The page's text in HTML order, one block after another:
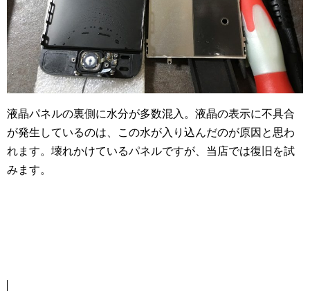
液晶パネルの裏側に水分が多数混入。液晶の表示に不具合
が発生しているのは、この水が入り込んだのが原因と思わ
れます。壊れかけているパネルですが、当店では復旧を試
みます。